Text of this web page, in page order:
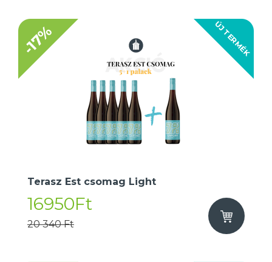
ÚJ TERMÉK
-17%
Terasz Est csomag Light
16950Ft
20 340 Ft